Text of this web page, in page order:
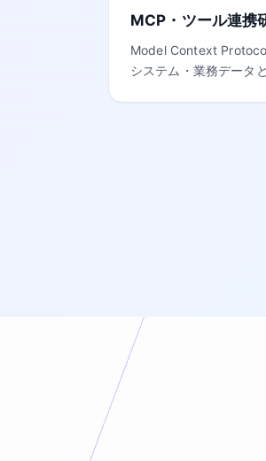
MCP・ツール連携
Model Context
システム・業務データ